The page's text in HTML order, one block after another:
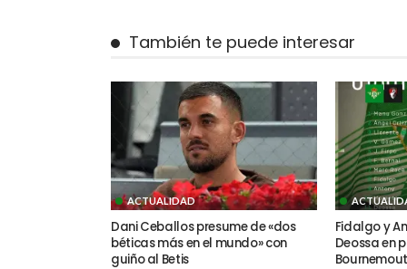
También te puede interesar
ACTUALIDAD
Dani Ceballos presume de «dos
béticas más en el mundo» con
guiño al Betis
Fidalgo y
Deossa en